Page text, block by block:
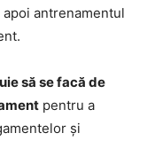
antrenamentul
să se facă de
pentru a
și